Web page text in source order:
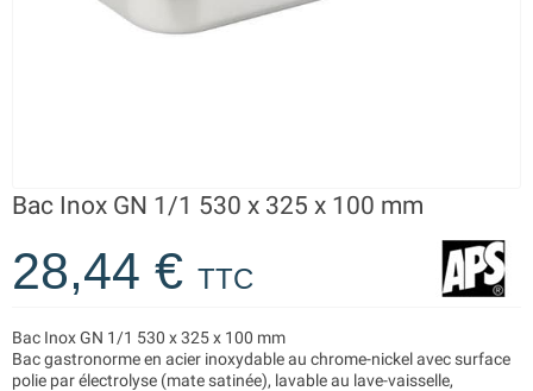
Bac Inox GN 1/1 530 x 325 x 100 mm
28,44 € TTC
Bac Inox GN 1/1 530 x 325 x 100 mm
Bac gastronorme en acier inoxydable au chrome-nickel avec surface
polie par électrolyse (mate satinée), lavable au lave-vaisselle,